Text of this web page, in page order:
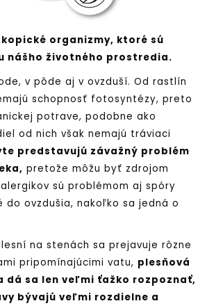
organizmy, ktoré sú
nášho životného prostredia.
v pôde aj v ovzduší. Od rastlín
schopnosť fotosyntézy, preto
potrave, podobne ako
od nich však nemajú tráviaci
predstavujú závažný problém
pretože môžu byť zdrojom
sú problémom aj spóry
do ovzdušia, nakoľko sa jedná o
na stenách sa prejavuje rôzne
pripomínajúcimi vatu, plesňová
dá sa len veľmi ťažko rozpoznať,
bývajú veľmi rozdielne a